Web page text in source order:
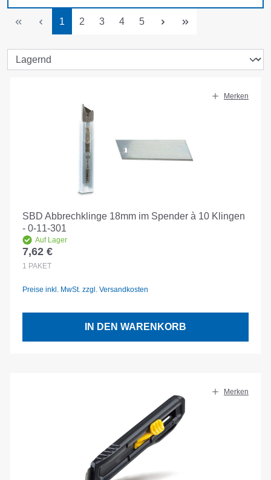
Seite
1 Seite
2 Seite
3 Seite
4 Seite
5
Merken
SBD Abbrechklinge 18mm im Spender à 10 Klingen
- 0-11-301
Auf Lager
Regulärer Preis:
7,62 €
1 PAKET
Preise inkl. MwSt. zzgl. Versandkosten
IN DEN WARENKORB
Merken